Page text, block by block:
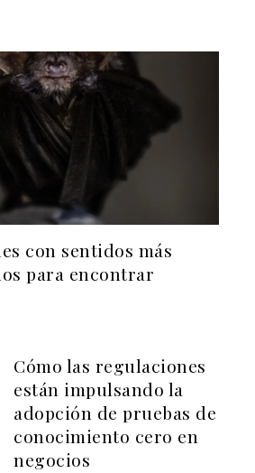
con sentidos más
para encontrar
Cómo las regulaciones
están impulsando la
adopción de pruebas de
conocimiento cero en
negocios